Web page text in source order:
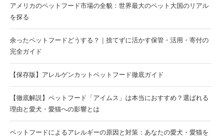
アメリカのペットフード市場の全貌：世界最大のペット大国のリアル
を探る
余ったペットフードどうする？｜捨てずに活かす保管・活用・寄付の
完全ガイド
【保存版】アレルゲンカットペットフード徹底ガイド
【徹底解説】ペットフード「アイムス」は本当におすすめ？選ばれる
理由と愛犬・愛猫への影響とは
ペットフードによるアレルギーの原因と対策：あなたの愛犬・愛猫を